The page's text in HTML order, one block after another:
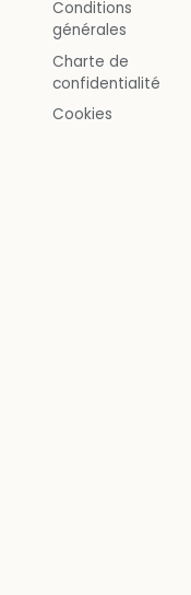
Conditions
générales
Charte de
confidentialité
Cookies